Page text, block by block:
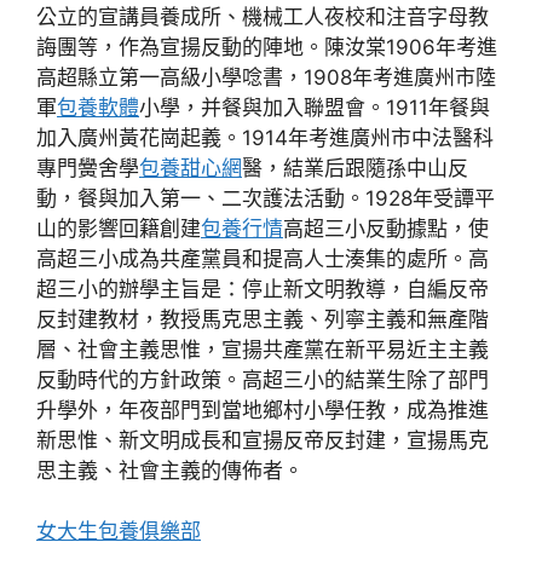
公立的宣講員養成所、機械工人夜校和注音字母教
誨團等，作為宣揚反動的陣地。陳汝棠1906年考進
高超縣立第一高級小學唸書，1908年考進廣州市陸
軍包養軟體小學，并餐與加入聯盟會。1911年餐與
加入廣州黃花崗起義。1914年考進廣州市中法醫科
專門黌舍學包養甜心網醫，結業后跟隨孫中山反
動，餐與加入第一、二次護法活動。1928年受譚平
山的影響回籍創建包養行情高超三小反動據點，使
高超三小成為共產黨員和提高人士湊集的處所。高
超三小的辦學主旨是：停止新文明教導，自編反帝
反封建教材，教授馬克思主義、列寧主義和無產階
層、社會主義思惟，宣揚共產黨在新平易近主主義
反動時代的方針政策。高超三小的結業生除了部門
升學外，年夜部門到當地鄉村小學任教，成為推進
新思惟、新文明成長和宣揚反帝反封建，宣揚馬克
思主義、社會主義的傳佈者。
女大生包養俱樂部